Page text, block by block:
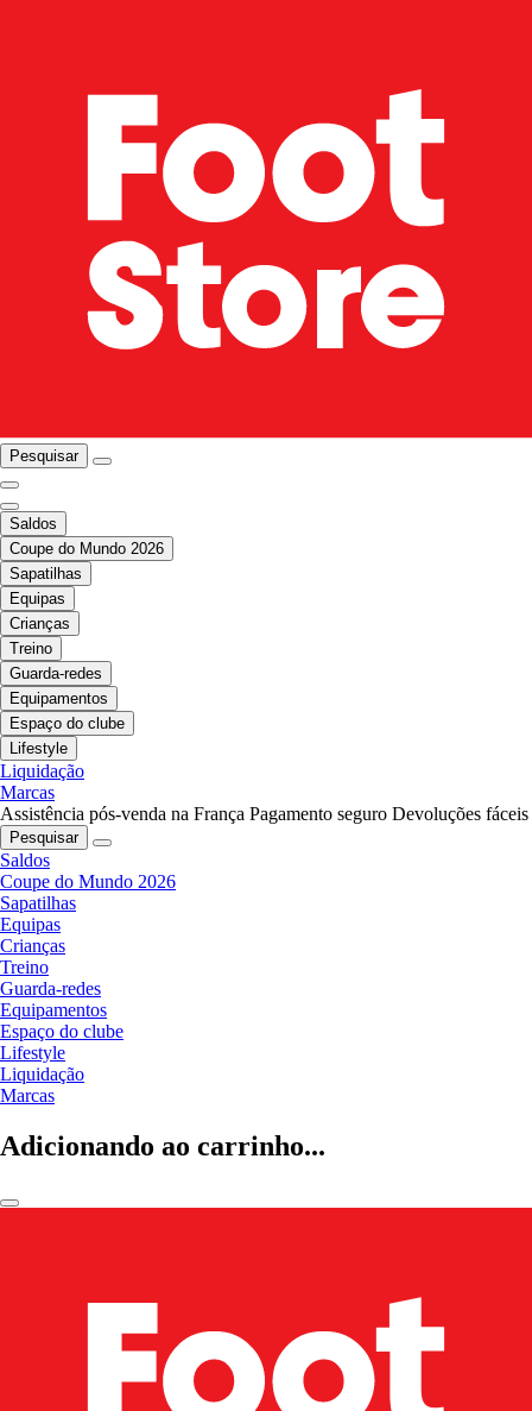
Pesquisar
Saldos
Coupe do Mundo 2026
Sapatilhas
Equipas
Crianças
Treino
Guarda-redes
Equipamentos
Espaço do clube
Lifestyle
Liquidação
Marcas
Assistência pós-venda na França Pagamento seguro Devoluções fáceis
Pesquisar
Saldos
Coupe do Mundo 2026
Sapatilhas
Equipas
Crianças
Treino
Guarda-redes
Equipamentos
Espaço do clube
Lifestyle
Liquidação
Marcas
Adicionando ao carrinho...